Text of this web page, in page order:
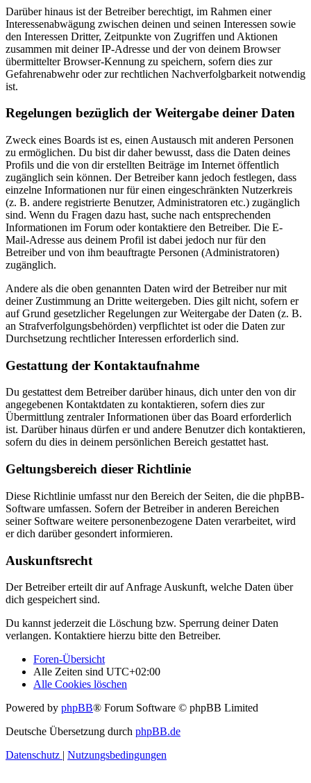
Darüber hinaus ist der Betreiber berechtigt, im Rahmen einer
Interessenabwägung zwischen deinen und seinen Interessen sowie
den Interessen Dritter, Zeitpunkte von Zugriffen und Aktionen
zusammen mit deiner IP-Adresse und der von deinem Browser
übermittelter Browser-Kennung zu speichern, sofern dies zur
Gefahrenabwehr oder zur rechtlichen Nachverfolgbarkeit notwendig
ist.
Regelungen bezüglich der Weitergabe deiner Daten
Zweck eines Boards ist es, einen Austausch mit anderen Personen
zu ermöglichen. Du bist dir daher bewusst, dass die Daten deines
Profils und die von dir erstellten Beiträge im Internet öffentlich
zugänglich sein können. Der Betreiber kann jedoch festlegen, dass
einzelne Informationen nur für einen eingeschränkten Nutzerkreis
(z. B. andere registrierte Benutzer, Administratoren etc.) zugänglich
sind. Wenn du Fragen dazu hast, suche nach entsprechenden
Informationen im Forum oder kontaktiere den Betreiber. Die E-
Mail-Adresse aus deinem Profil ist dabei jedoch nur für den
Betreiber und von ihm beauftragte Personen (Administratoren)
zugänglich.
Andere als die oben genannten Daten wird der Betreiber nur mit
deiner Zustimmung an Dritte weitergeben. Dies gilt nicht, sofern er
auf Grund gesetzlicher Regelungen zur Weitergabe der Daten (z. B.
an Strafverfolgungsbehörden) verpflichtet ist oder die Daten zur
Durchsetzung rechtlicher Interessen erforderlich sind.
Gestattung der Kontaktaufnahme
Du gestattest dem Betreiber darüber hinaus, dich unter den von dir
angegebenen Kontaktdaten zu kontaktieren, sofern dies zur
Übermittlung zentraler Informationen über das Board erforderlich
ist. Darüber hinaus dürfen er und andere Benutzer dich kontaktieren,
sofern du dies in deinem persönlichen Bereich gestattet hast.
Geltungsbereich dieser Richtlinie
Diese Richtlinie umfasst nur den Bereich der Seiten, die die phpBB-
Software umfassen. Sofern der Betreiber in anderen Bereichen
seiner Software weitere personenbezogene Daten verarbeitet, wird
er dich darüber gesondert informieren.
Auskunftsrecht
Der Betreiber erteilt dir auf Anfrage Auskunft, welche Daten über
dich gespeichert sind.
Du kannst jederzeit die Löschung bzw. Sperrung deiner Daten
verlangen. Kontaktiere hierzu bitte den Betreiber.
Foren-Übersicht
Alle Zeiten sind UTC+02:00
Alle Cookies löschen
Powered by phpBB® Forum Software © phpBB Limited
Deutsche Übersetzung durch phpBB.de
Datenschutz | Nutzungsbedingungen